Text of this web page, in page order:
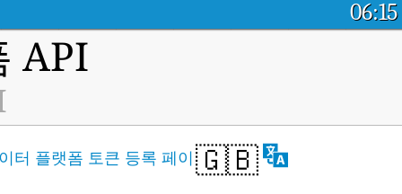
06:15
API
🇬🇧
터 플랫폼 토큰 등록 페이